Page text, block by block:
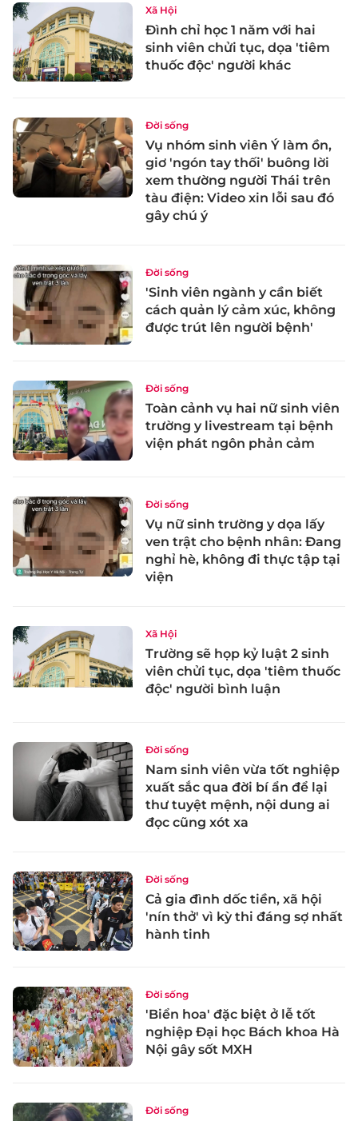
Xã Hội
Đình chỉ học 1 năm với hai
sinh viên chửi tục, dọa 'tiêm
thuốc độc' người khác
Đời sống
Vụ nhóm sinh viên Ý làm ồn,
giơ 'ngón tay thối' buông lời
xem thường người Thái trên
tàu điện: Video xin lỗi sau đó
gây chú ý
Đời sống
'Sinh viên ngành y cần biết
cách quản lý cảm xúc, không
được trút lên người bệnh'
Đời sống
Toàn cảnh vụ hai nữ sinh viên
trường y livestream tại bệnh
viện phát ngôn phản cảm
Đời sống
Vụ nữ sinh trường y dọa lấy
ven trật cho bệnh nhân: Đang
nghỉ hè, không đi thực tập tại
viện
Xã Hội
Trường sẽ họp kỷ luật 2 sinh
viên chửi tục, dọa 'tiêm thuốc
độc' người bình luận
Đời sống
Nam sinh viên vừa tốt nghiệp
xuất sắc qua đời bí ẩn để lại
thư tuyệt mệnh, nội dung ai
đọc cũng xót xa
Đời sống
Cả gia đình dốc tiền, xã hội
'nín thở' vì kỳ thi đáng sợ nhất
hành tinh
Đời sống
'Biển hoa' đặc biệt ở lễ tốt
nghiệp Đại học Bách khoa Hà
Nội gây sốt MXH
Đời sống